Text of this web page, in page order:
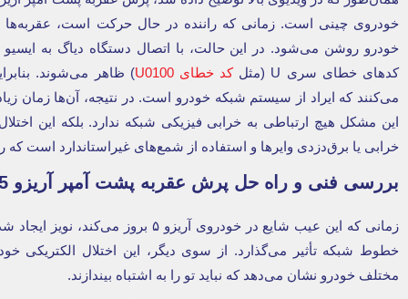
خودروی چینی است. زمانی که راننده در حال حرکت است،
خودرو روشن می‌شود. در این حالت، با اتصال دستگاه دیاگ به
کدهای خطای سری U (مثل
کد خطای U0100
) ظاهر می‌شوند.
می‌کنند که ایراد از سیستم شبکه خودرو است. در نتیجه، آن‌ها زمان
این مشکل هیچ ارتباطی به خرابی فیزیکی شبکه ندارد. بلکه این
خرابی یا برق‌دزدی وایرها و استفاده از شمع‌های غیراستاندارد است
بررسی فنی و راه حل پرش عقربه پشت آمپر آریزو 5
زمانی که این عیب شایع در خودروی
خطوط شبکه تأثیر می‌گذارد. از سوی دیگر، این اختلال الکتریکی
مختلف خودرو نشان می‌دهد که نباید تو را به اشتباه بیندازند.